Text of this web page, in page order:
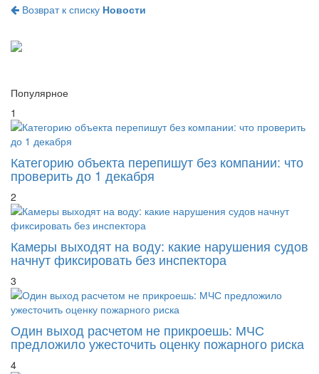
Возврат к списку Новости
Популярное
1
Категорию объекта перепишут без компании: что
проверить до 1 декабря
2
Камеры выходят на воду: какие нарушения судов
начнут фиксировать без инспектора
3
Один выход расчетом не прикроешь: МЧС
предложило ужесточить оценку пожарного риска
4